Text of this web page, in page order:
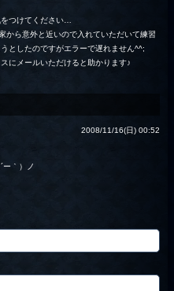
つけてください…
から意外と近いので入れていただいて練習
としたのですがエラーで遅れません^^;
にメールいただけると助かります♪
2008/11/16(日) 00:52
ー｀）ノ